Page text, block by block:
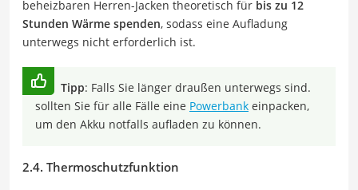
beheizbaren Herren-Jacken theoretisch für bis zu 12
Stunden Wärme spenden, sodass eine Aufladung
unterwegs nicht erforderlich ist.
Tipp: Falls Sie länger draußen unterwegs sind.
sollten Sie für alle Fälle eine Powerbank einpacken,
um den Akku notfalls aufladen zu können.
2.4. Thermoschutzfunktion